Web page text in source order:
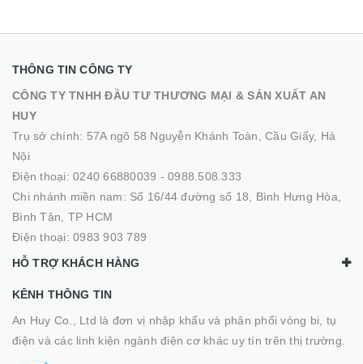
THÔNG TIN CÔNG TY
CÔNG TY TNHH ĐẦU TƯ THƯƠNG MẠI & SẢN XUẤT AN
HUY
Trụ sở chính: 57A ngõ 58 Nguyễn Khánh Toàn, Cầu Giấy, Hà
Nội
Điện thoại: 0240 66880039 - 0988.508.333
Chi nhánh miền nam: Số 16/44 đường số 18, Bình Hưng Hòa,
Bình Tân, TP HCM
Điện thoại: 0983 903 789
HỖ TRỢ KHÁCH HÀNG
KÊNH THÔNG TIN
An Huy Co., Ltd là đơn vị nhập khẩu và phân phối vòng bi, tụ
điện và các linh kiện ngành điện cơ khác uy tín trên thị trường.